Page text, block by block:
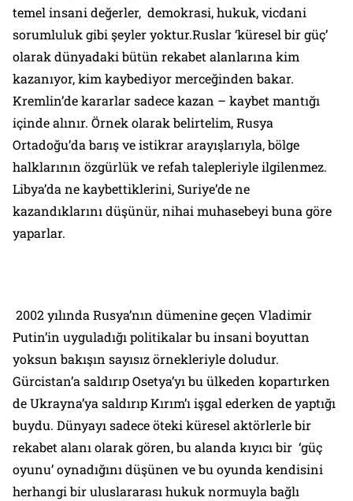
temel insani değerler, demokrasi, hukuk, vicdani
sorumluluk gibi şeyler yoktur.Ruslar ‘küresel bir güç’
olarak dünyadaki bütün rekabet alanlarına kim
kazanıyor, kim kaybediyor merceğinden bakar.
Kremlin’de kararlar sadece kazan – kaybet mantığı
içinde alınır. Örnek olarak belirtelim, Rusya
Ortadoğu’da barış ve istikrar arayışlarıyla, bölge
halklarının özgürlük ve refah talepleriyle ilgilenmez.
Libya’da ne kaybettiklerini, Suriye’de ne
kazandıklarını düşünür, nihai muhasebeyi buna göre
yaparlar.
2002 yılında Rusya’nın dümenine geçen Vladimir
Putin’in uyguladığı politikalar bu insani boyuttan
yoksun bakışın sayısız örnekleriyle doludur.
Gürcistan’a saldırıp Osetya’yı bu ülkeden kopartırken
de Ukrayna’ya saldırıp Kırım’ı işgal ederken de yaptığı
buydu. Dünyayı sadece öteki küresel aktörlerle bir
rekabet alanı olarak gören, bu alanda kıyıcı bir ‘güç
oyunu’ oynadığını düşünen ve bu oyunda kendisini
herhangi bir uluslararası hukuk normuyla bağlı